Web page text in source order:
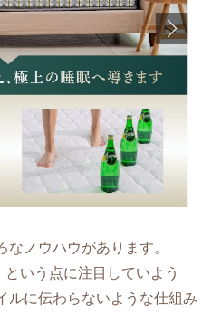
ノウハウがあります。
いう点に注目していよう
ルに伝わらないような仕組み